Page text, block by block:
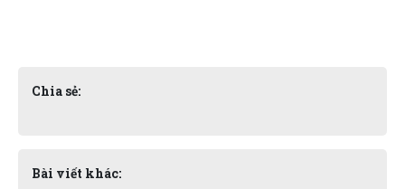
Chia sẻ:
Bài viết khác: